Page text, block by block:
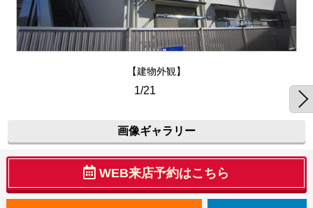
【建物外観】
1/21
画像ギャラリー
WEB来店予約はこちら